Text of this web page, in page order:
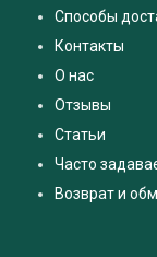
Способы
Контакты
О нас
Отзывы
Статьи
Часто
Возврат и